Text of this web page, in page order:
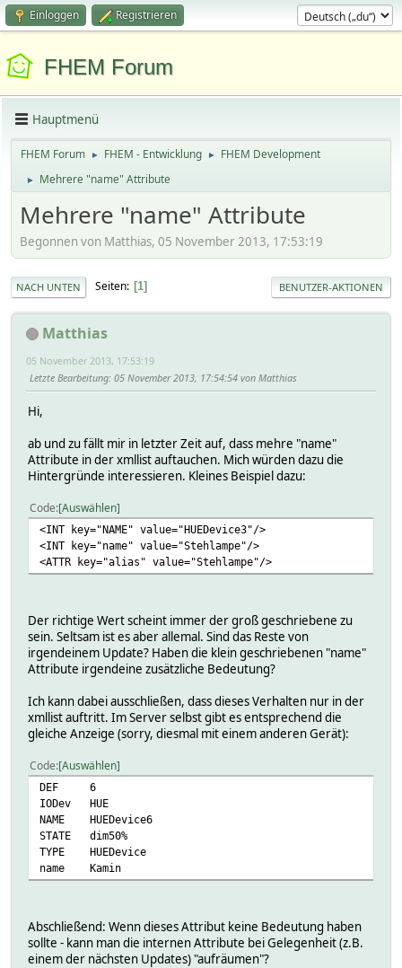
Einloggen Registrieren
FHEM Forum
Hauptmenü
FHEM Forum ► FHEM - Entwicklung ► FHEM Development
► Mehrere "name" Attribute
Mehrere "name" Attribute
Begonnen von Matthias, 05 November 2013, 17:53:19
NACH UNTEN Seiten 1 BENUTZER-AKTIONEN
Matthias
05 November 2013, 17:53:19
Letzte Bearbeitung: 05 November 2013, 17:54:54 von Matthias
Hi,
ab und zu fällt mir in letzter Zeit auf, dass mehre "name"
Attribute in der xmllist auftauchen. Mich würden dazu die
Hintergründe interessieren. Kleines Beispiel dazu:
Code Auswählen
<INT key="NAME" value="HUEDevice3"/>
<INT key="name" value="Stehlampe"/>
<ATTR key="alias" value="Stehlampe"/>
Der richtige Wert scheint immer der groß geschriebene zu
sein. Seltsam ist es aber allemal. Sind das Reste von
irgendeinem Update? Haben die klein geschriebenen "name"
Attribute irgendeine zusätzliche Bedeutung?
Ich kann dabei ausschließen, dass dieses Verhalten nur in der
xmllist auftritt. Im Server selbst gibt es entsprechend die
gleiche Anzeige (sorry, diesmal mit einem anderen Gerät):
Code Auswählen
DEF
6
IODev
HUE
NAME
HUEDevice6
STATE
dim50%
TYPE
HUEDevice
name
Kamin
Abschließend: Wenn dieses Attribut keine Bedeutung haben
sollte - kann man die internen Attribute bei Gelegenheit (z.B.
einem der nächsten Updates) "aufräumen"?